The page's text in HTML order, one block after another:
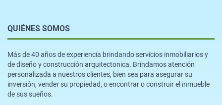
QUIÉNES SOMOS
Más de 40 años de experiencia brindando servicios inmobiliarios y
de diseño y construcción arquitectonica. Brindamos atención
personalizada a nuestros clientes, bien sea para asegurar su
inversión, vender su propiedad, o encontrar o construir el inmueble
de sus sueños.